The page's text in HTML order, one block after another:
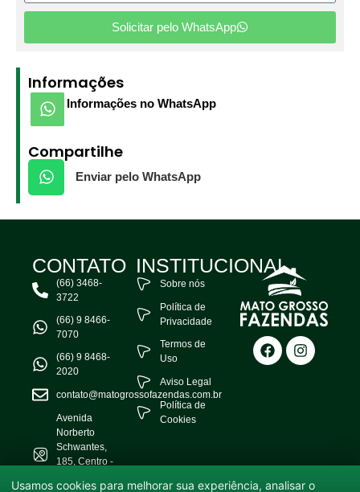
Solicitar pelo WhatsApp
Informações
Informações no WhatsApp
Compartilhe
Enviar pelo WhatsApp
CONTATO
(66) 3468-
3722
(66) 9 8466-
7070
(66) 9 8468-
2020
contato@matogrossofazendas.com.br
Avenida
Norberto
Schwantes,
185, Centro -
INSTITUCIONAL
Sobre nós
Política de
Privacidade
Termos de
Uso
Aviso Legal
Política de
Cookies
Usamos cookies para melhorar sua experiência, analisar o